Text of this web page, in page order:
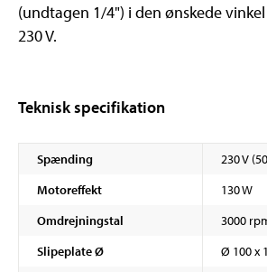
(undtagen 1/4") i den ønskede
230 V.
Teknisk specifikation
Spænding
230 V
Motoreffekt
130 W
Omdrejningstal
3000
Slipeplate Ø
Ø 100 x